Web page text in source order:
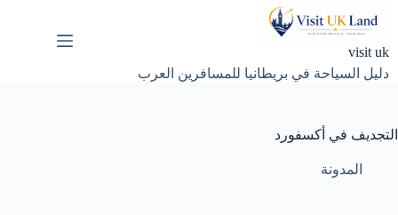
visit uk
دليل السياحة في بريطانيا للمسافرين العرب
التجديف في أكسفورد
المدونة